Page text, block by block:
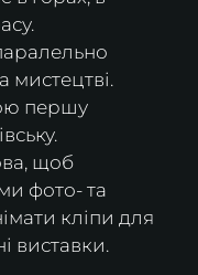
мистецтві.
першу
щоб
фото- та
кліпи для
виставки.